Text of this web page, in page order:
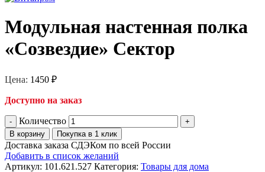
Модульная настенная полка
«Созвездие» Сектор
Цена: 1450 ₽
Доступно на заказ
Количество
В корзину Покупка в 1 клик
Доставка заказа СДЭКом по всей России
Добавить в список желаний
Артикул: 101.621.527 Категория: Товары для дома